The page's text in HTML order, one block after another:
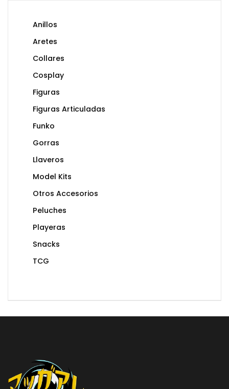
Anillos
Aretes
Collares
Cosplay
Figuras
Figuras Articuladas
Funko
Gorras
Llaveros
Model Kits
Otros Accesorios
Peluches
Playeras
Snacks
TCG